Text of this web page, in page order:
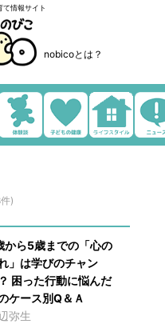
情報サイト
nobicoとは？
)
から5歳までの「心の
」は学びのチャン
困った行動に悩んだ
ケース別Q＆Ａ
弥生